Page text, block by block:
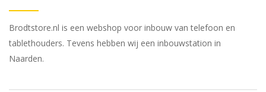
Brodtstore.nl is een webshop voor inbouw van telefoon en
tablethouders. Tevens hebben wij een inbouwstation in
Naarden.